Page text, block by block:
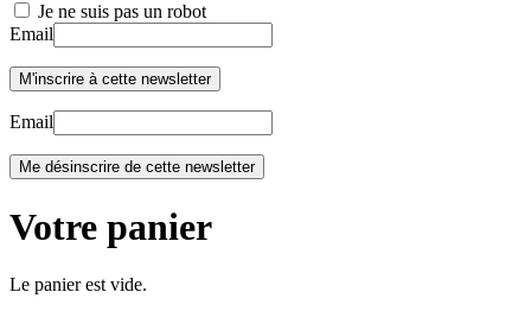
Je ne suis pas un robot
Email
Email
Votre panier
Le panier est vide.